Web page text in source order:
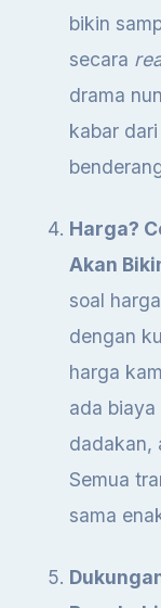
bikin
secara
drama
kabar
Harga?
Akan
soal
dengan
harga
ada biaya
dadakan,
Semua
sama